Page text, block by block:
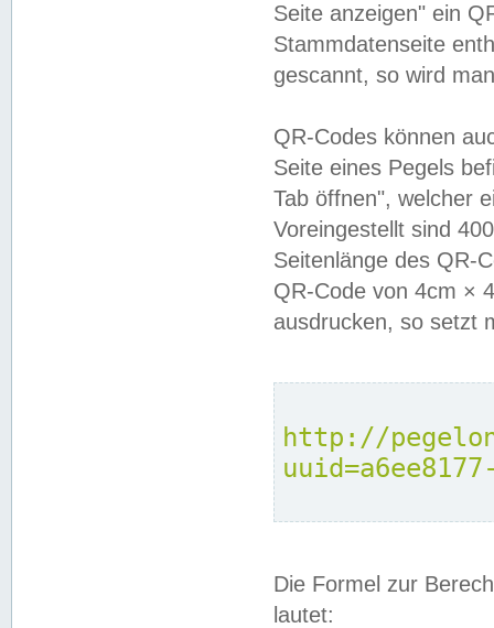
Seite anzeigen" ein
Stammdatenseite
gescannt, so wird
QR-Codes können
Seite eines Pegels
Tab öffnen", welcher
Voreingestellt sind
Seitenlänge des QR-
QR-Code von 4cm ×
ausdrucken, so setzt
http://
Die Formel zur
lautet: